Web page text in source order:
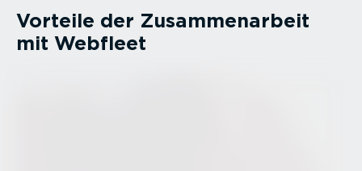
Vorteile der Zusam­men­arbeit
mit Webfleet